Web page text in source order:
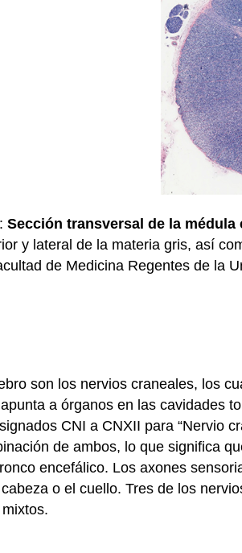
:Sección transversal de la médula
y lateral de la materia gris, así
de Medicina Regentes de la
son los nervios craneales, los
a órganos en las cavidades
CNI a CNXII para “Nervio
de ambos, lo que significa
encefálico. Los axones
o el cuello. Tres de los